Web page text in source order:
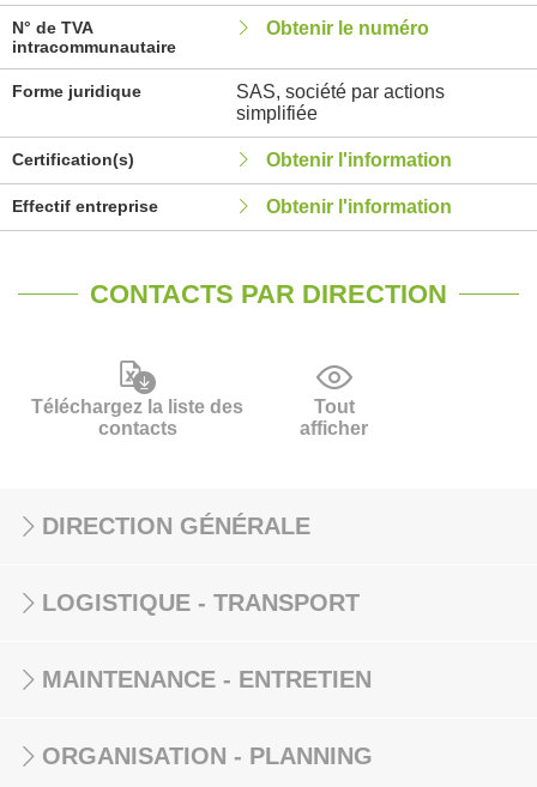
N° de TVA
intracommunautaire
Obtenir le numéro
Forme juridique
SAS, société par actions
simplifiée
Certification(s) Obtenir l'information
Effectif entreprise Obtenir l'information
CONTACTS PAR DIRECTION
Téléchargez la liste des
contacts
Tout
afficher
DIRECTION GÉNÉRALE
LOGISTIQUE - TRANSPORT
MAINTENANCE - ENTRETIEN
ORGANISATION - PLANNING